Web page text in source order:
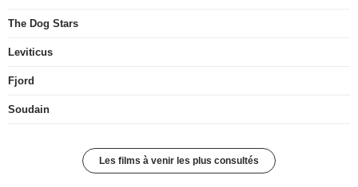
The Dog Stars
Leviticus
Fjord
Soudain
Les films à venir les plus consultés